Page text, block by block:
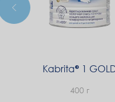
Kabrita 1
400 г